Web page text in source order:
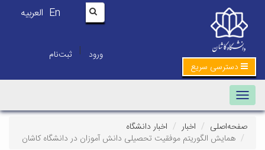
En العربیه
ورود | ثبت‌نام
دسترسی سریع
Toggle navigation
صفحه‌اصلی اخبار
اخبار دانشگاه
همایش الگوریتم موفقیت تحصیلی دانش آموزان در دانشگاه کاشان